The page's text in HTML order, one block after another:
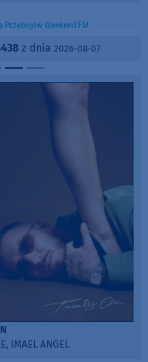
Przebojów Weekend FM
z dnia 2026-08-07
(SAVE ME)
KEEF